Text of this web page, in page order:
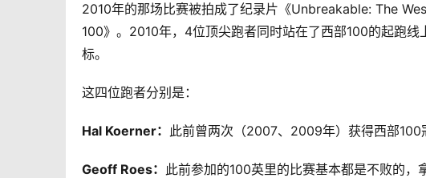
2010年的那场比赛被拍成了纪录片《Unbreakable: The
100》。2010年，4位顶尖跑者同时站在了西部100的起跑
标。
这四位跑者分别是：
Hal Koerner： 此前曾两次（2007、2009年）获得西部100
Geoff Roes： 此前参加的100英里的比赛基本都是不败的，